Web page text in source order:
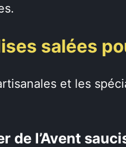
salées
et les
de l’Avent